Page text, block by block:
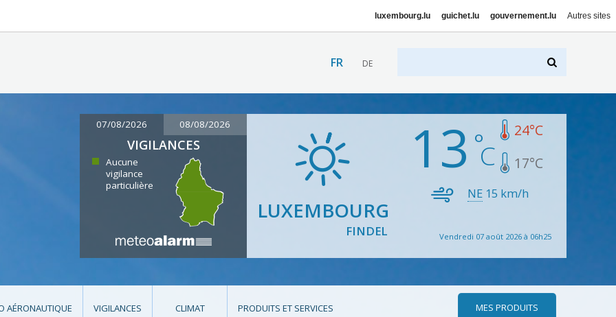
luxembourg.lu guichet.lu gouvernement.lu Autres sites
FR DE
07/08/2026 08/08/2026
VIGILANCES
Aucune
vigilance
particulière
LUXEMBOURG
FINDEL
13 24°C
17°C
NE 15 km/h
Vendredi 07 août 2026 à 06h25
AÉRONAUTIQUE VIGILANCES CLIMAT PRODUITS ET SERVICES MES PRODUITS